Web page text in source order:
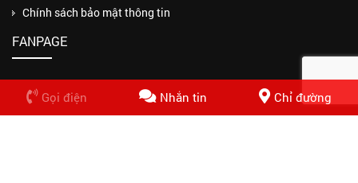
Chính sách bảo mật thông tin
FANPAGE
Gọi điện Nhắn tin Chỉ đường